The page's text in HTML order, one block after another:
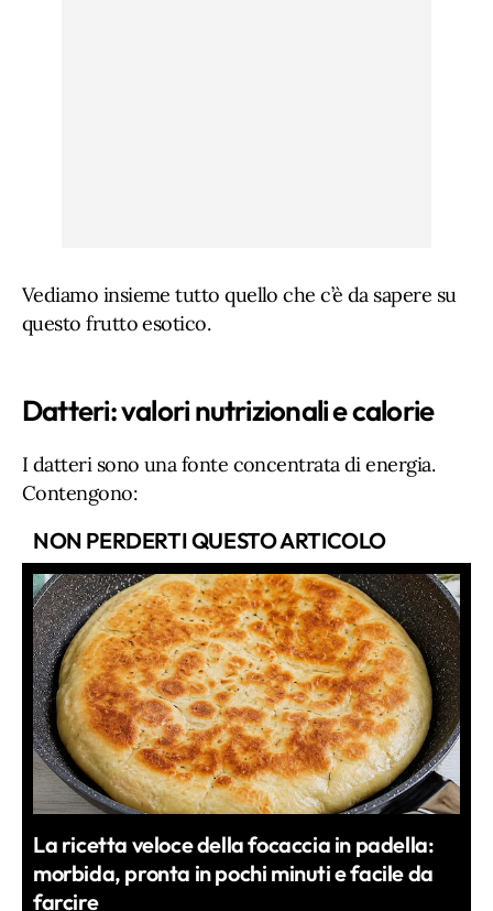
Vediamo insieme tutto quello che c’è da sapere su
questo frutto esotico.
Datteri: valori nutrizionali e calorie
I datteri sono una fonte concentrata di energia.
Contengono:
NON PERDERTI QUESTO ARTICOLO
La ricetta veloce della focaccia in padella:
morbida, pronta in pochi minuti e facile da
farcire